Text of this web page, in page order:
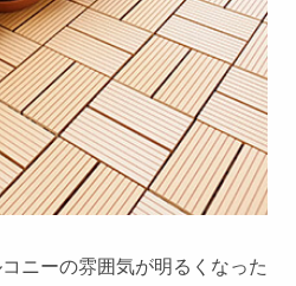
ニーの雰囲気が明るくなった